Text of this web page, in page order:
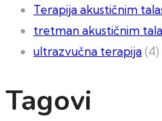
Terapija akustičnim
tretman akustičnim
ultrazvučna terapija(4)
Tagovi